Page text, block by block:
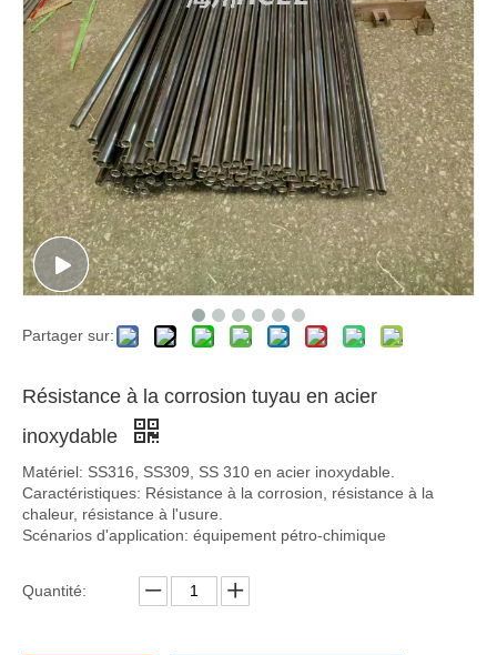
Partager sur:
Résistance à la corrosion tuyau en acier
inoxydable
Matériel: SS316, SS309, SS 310 en acier inoxydable.
Caractéristiques: Résistance à la corrosion, résistance à la
chaleur, résistance à l'usure.
Scénarios d'application: équipement pétro-chimique
Quantité: